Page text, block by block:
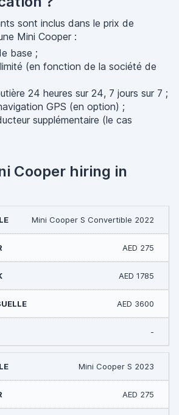
sont inclus dans le prix de
Mini Cooper :
base ;
(en fonction de la société de
24 heures sur 24, 7 jours sur 7 ;
GPS (en option) ;
supplémentaire (le cas
Cooper hiring in
Mini Cooper S Convertible 2022
AED 275
AED 1785
AED 3600
-
Mini Cooper S 2023
AED 275